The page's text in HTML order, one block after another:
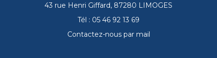
43 rue Henri Giffard, 87280 LIMOGES
Tél : 05 46 92 13 69
Contactez-nous par mail